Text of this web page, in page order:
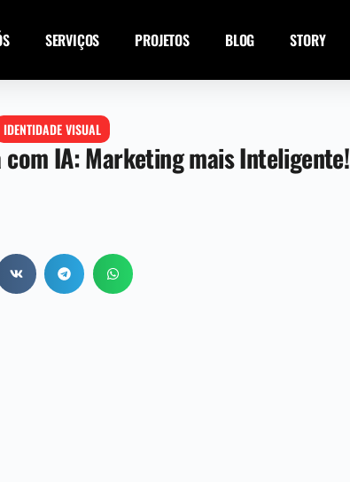
SERVIÇOS PROJETOS BLOG STORY
IDENTIDADE VISUAL
com IA: Marketing mais Inteligente!